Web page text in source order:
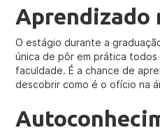
Aprendizado
O estágio durante a
única de pôr em prática
faculdade. É a chance de
descobrir como é o ofício na